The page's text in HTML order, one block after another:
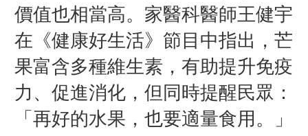
價值也相當高。家醫科醫師王健宇
在《健康好生活》節目中指出，芒
果富含多種維生素，有助提升免疫
力、促進消化，但同時提醒民眾：
「再好的水果，也要適量食用。」